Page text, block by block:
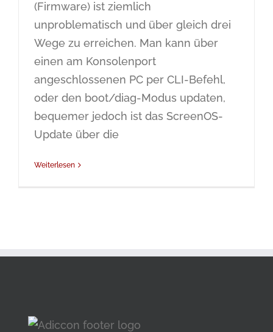
(Firmware) ist ziemlich
unproblematisch und über gleich drei
Wege zu erreichen. Man kann über
einen am Konsolenport
angeschlossenen PC per CLI-Befehl,
oder den boot/diag-Modus updaten,
bequemer jedoch ist das ScreenOS-
Update über die
Weiterlesen